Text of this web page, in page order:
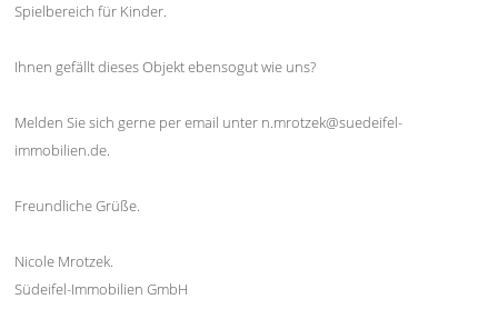
Spielbereich für Kinder.
Ihnen gefällt dieses Objekt ebensogut wie uns?
Melden Sie sich gerne per email unter n.mrotzek@suedeifel-
immobilien.de.
Freundliche Grüße.
Nicole Mrotzek.
Südeifel-Immobilien GmbH